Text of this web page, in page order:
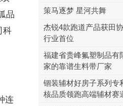
品
科
连
策马逐梦 星河共舞
杰锐4款跑道产品获田
行业首位
福建省贵峰氟塑制品
家的靠谱生料带厂家
锢装辅材好房子系列专
核品质领跑高端辅材赛